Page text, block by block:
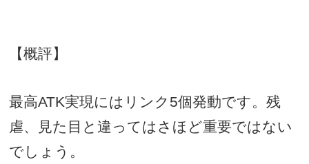
【概評】
最高ATK実現にはリンク 5個発動です。残
虐、見た目と違ってはさほど重要ではない
でしょう。